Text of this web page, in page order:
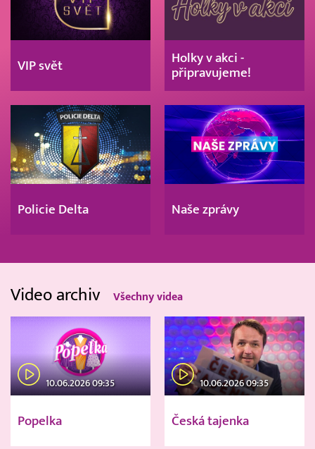
VIP svět
Holky v akci -
připravujeme!
Policie Delta Naše zprávy
Video archiv Všechny videa
10.06.2026 09:35
Popelka
10.06.2026 09:35
Česká tajenka